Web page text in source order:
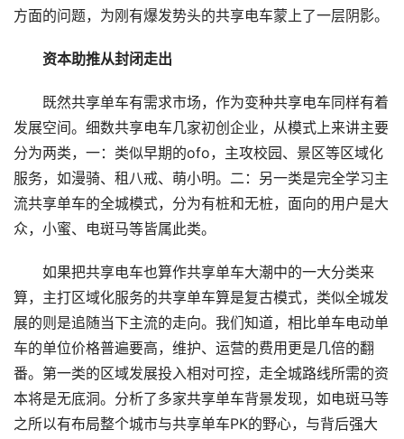
方面的问题，为刚有爆发势头的共享电车蒙上了一层阴影。
资本助推从封闭走出
既然共享单车有需求市场，作为变种共享电车同样有着
发展空间。细数共享电车几家初创企业，从模式上来讲主要
分为两类，一：类似早期的ofo，主攻校园、景区等区域化
服务，如漫骑、租八戒、萌小明。二：另一类是完全学习主
流共享单车的全城模式，分为有桩和无桩，面向的用户是大
众，小蜜、电斑马等皆属此类。
如果把共享电车也算作共享单车大潮中的一大分类来
算，主打区域化服务的共享单车算是复古模式，类似全城发
展的则是追随当下主流的走向。我们知道，相比单车电动单
车的单位价格普遍要高，维护、运营的费用更是几倍的翻
番。第一类的区域发展投入相对可控，走全城路线所需的资
本将是无底洞。分析了多家共享单车背景发现，如电斑马等
之所以有布局整个城市与共享单车PK的野心，与背后强大